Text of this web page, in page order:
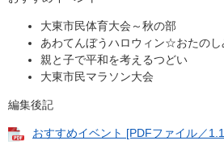
大東市民体育大会～秋の部
あわてんぼうハロウィン☆おたのし
親と子で平和を考えるつどい
大東市民マラソン大会
編集後記
おすすめイベント [PDFファイル／